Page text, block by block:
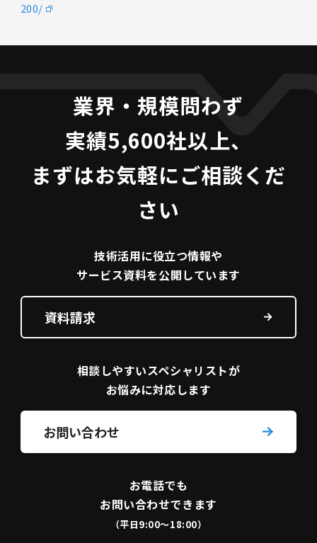
200/
業界・規模問わず
実績5,600社以上、
まずはお気軽にご相談くだ
さい
技術活用に役立つ情報や
サービス資料を公開しています
資料請求
相談しやすいスペシャリストが
お悩みに対応します
お問い合わせ
お電話でも
お問い合わせできます
（平日9:00〜18:00）